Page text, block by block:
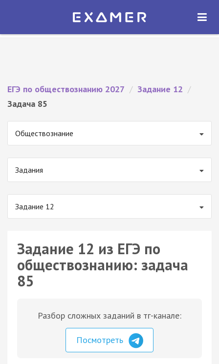
Экзамер — ЕГЭ 2027
ОТКРЫТЬ
ЕГЭ по обществознанию 2027 / Задание 12 /
Задача 85
Обществознание
Задания
Задание 12
Задание 12 из ЕГЭ по
обществознанию: задача
85
Разбор сложных заданий в тг-канале:
Посмотреть